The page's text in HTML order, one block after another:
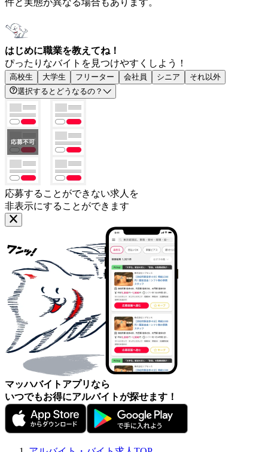
件と実態が異なる場合もあります。
はじめに職業を教えてね！
ぴったりなバイトを見つけやすくしよう！
高校生 大学生 フリーター 会社員 シニア
それ以外
選択するとどうなるの？
応募することができない求人を
非表示にすることができます
マッハバイトアプリなら
いつでもお得にアルバイトが探せます！